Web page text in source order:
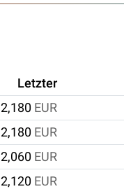
Letzter
2,180 EUR
2,180 EUR
2,060 EUR
2,120 EUR